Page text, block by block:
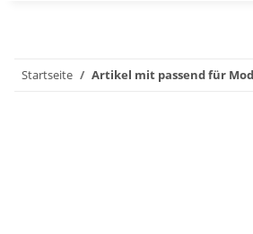
Startseite Artikel mit passend für